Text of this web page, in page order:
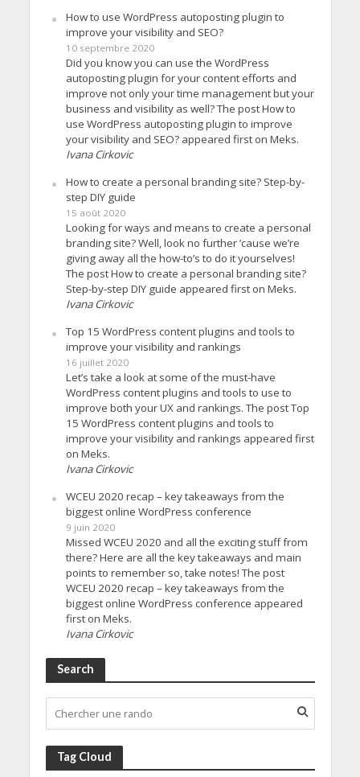
How to use WordPress autoposting plugin to
improve your visibility and SEO?
10 septembre 2020
Did you know you can use the WordPress
autoposting plugin for your content efforts and
improve not only your time management but your
business and visibility as well? The post How to
use WordPress autoposting plugin to improve
your visibility and SEO? appeared first on Meks.
Ivana Cirkovic
How to create a personal branding site? Step-by-
step DIY guide
15 août 2020
Looking for ways and means to create a personal
branding site? Well, look no further ’cause we’re
giving away all the how-to’s to do it yourselves!
The post How to create a personal branding site?
Step-by-step DIY guide appeared first on Meks.
Ivana Cirkovic
Top 15 WordPress content plugins and tools to
improve your visibility and rankings
16 juillet 2020
Let’s take a look at some of the must-have
WordPress content plugins and tools to use to
improve both your UX and rankings. The post Top
15 WordPress content plugins and tools to
improve your visibility and rankings appeared first
on Meks.
Ivana Cirkovic
WCEU 2020 recap – key takeaways from the
biggest online WordPress conference
9 juin 2020
Missed WCEU 2020 and all the exciting stuff from
there? Here are all the key takeaways and main
points to remember so, take notes! The post
WCEU 2020 recap – key takeaways from the
biggest online WordPress conference appeared
first on Meks.
Ivana Cirkovic
Search
Tag Cloud